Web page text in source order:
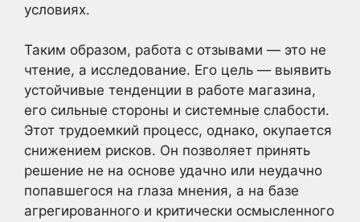
условиях.
Таким образом, работа с отзывами — это не
чтение, а исследование. Его цель — выявить
устойчивые тенденции в работе магазина,
его сильные стороны и системные слабости.
Этот трудоемкий процесс, однако, окупается
снижением рисков. Он позволяет принять
решение не на основе удачно или неудачно
попавшегося на глаза мнения, а на базе
агрегированного и критически осмысленного